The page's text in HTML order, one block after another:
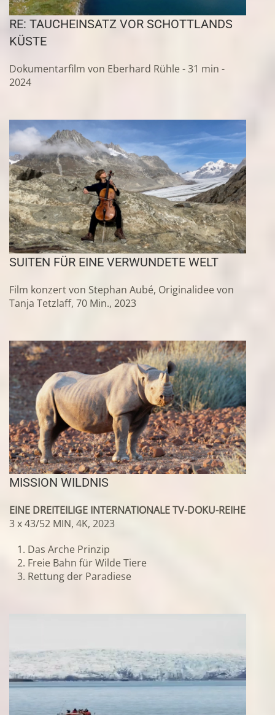
RE: TAUCHEINSATZ VOR SCHOTTLANDS
KÜSTE
Dokumentarfilm von Eberhard Rühle - 31 min -
2024
SUITEN FÜR EINE VERWUNDETE WELT
Film konzert von Stephan Aubé, Originalidee von
Tanja Tetzlaff, 70 Min., 2023
MISSION WILDNIS
EINE DREITEILIGE INTERNATIONALE TV-DOKU-REIHE
3 x 43/52 MIN, 4K, 2023
Das Arche Prinzip
Freie Bahn für Wilde Tiere
Rettung der Paradiese